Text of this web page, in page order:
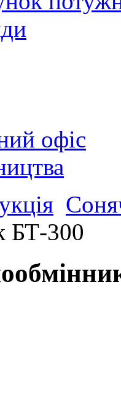
офіс
БТ-300